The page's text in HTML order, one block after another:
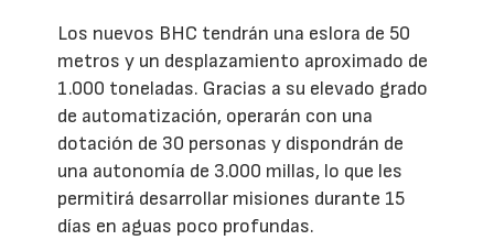
Los nuevos BHC tendrán una eslora de 50
metros y un desplazamiento aproximado de
1.000 toneladas. Gracias a su elevado grado
de automatización, operarán con una
dotación de 30 personas y dispondrán de
una autonomía de 3.000 millas, lo que les
permitirá desarrollar misiones durante 15
días en aguas poco profundas.